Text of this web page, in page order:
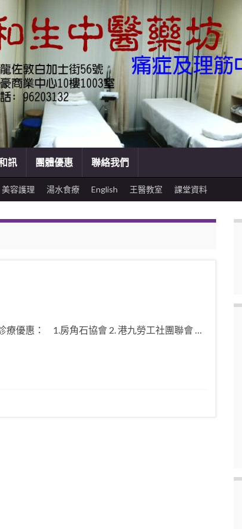
訊 團體優惠 聯絡我們
美容護理 湯水食療 English 王醫教室 課堂資料
療優惠： 1.房角石協會 2. 港九勞工社團聯會 …